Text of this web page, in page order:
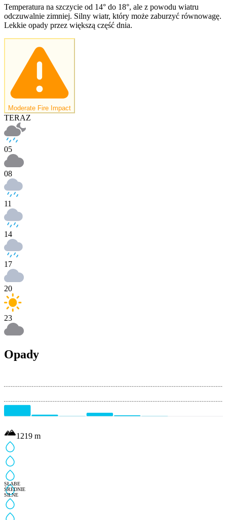
Temperatura na szczycie od 14° do 18°, ale z powodu wiatru
odczuwalnie zimniej. Silny wiatr, który może zaburzyć równowagę.
Lekkie opady przez większą część dnia.
Moderate Fire Impact
TERAZ
05
08
11
14
17
20
23
Opady
SŁABE
ŚREDNIE
SILNE
1219 m